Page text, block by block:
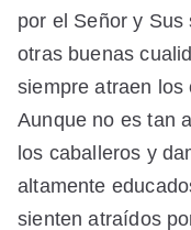
por el Señor y
otras buenas
siempre atraen los
Aunque no es tan
los caballeros y
altamente
sienten atraídos